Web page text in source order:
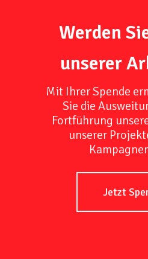
Werden
unserer
Mit Ihrer Spende
Sie die
Fortführung
unserer
Jetzt